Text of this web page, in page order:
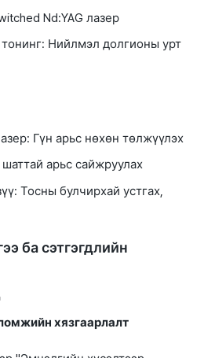
Nd:YAG лазер
тонинг: Нийлмэл долгионы урт
Гүн арьс нөхөн төлжүүлэх
арьс сайжруулах
Тосны булчирхай устгах,
ба сэтгэгдлийн
хязгаарлалт